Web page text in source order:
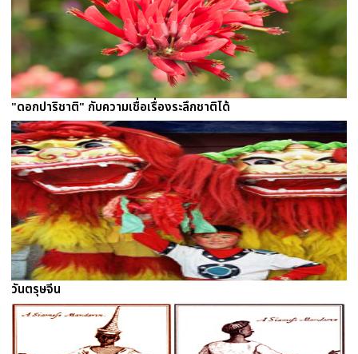
"ดอกปาริชาติ" กับความเชื่อเรื่องระลึกชาติได้
วันตรุษจีน